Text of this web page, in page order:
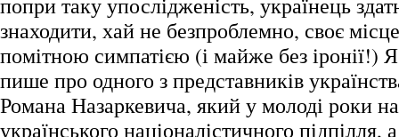
знаходити, хай не безпроблемно, своє
помітною симпатією (і майже без іронії!)
пише про одного з представників
Романа Назаркевича, який у молоді роки
українського націоналістичного підпілля,